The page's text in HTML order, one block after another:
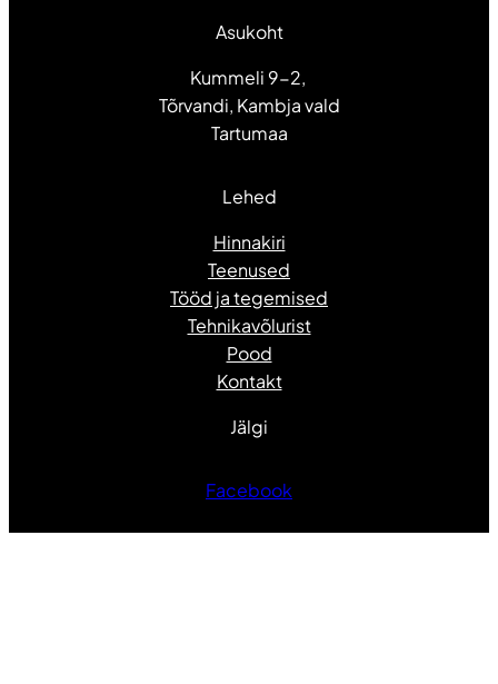
Asukoht
Kummeli 9-2,
Tõrvandi, Kambja vald
Tartumaa
Lehed
Hinnakiri
Teenused
Tööd ja tegemised
Tehnikavõlurist
Pood
Kontakt
Jälgi
Facebook